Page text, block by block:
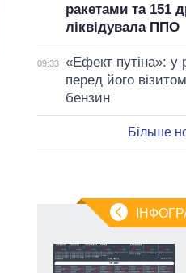
ракетами та 151
ліквідувала ППО
09:33
«Ефект путіна»: у
перед його
бензин
Більше